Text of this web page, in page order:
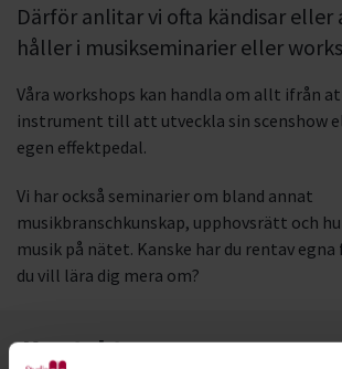
Därför anlitar vi ofta kändisar eller
håller i musikseminarier eller
Våra workshops kan handla om allt ifrån
instrument till att utveckla sin scenshow
egen effektpedal.
Vi har också seminarier om bland annat
musikbranschkunskap, upphovsrätt och
musik på nätet. Kanske har du rentav
du vill lära dig mera om?
Kontakt